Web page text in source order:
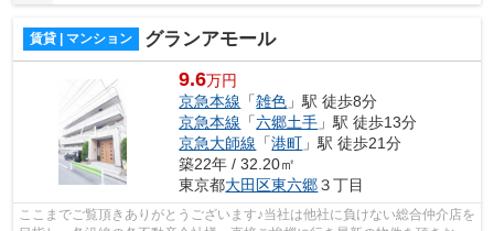
賃貸 | マンション グランアモール
9.6万円
京急本線 「雑色 」駅 徒歩8分
京急本線 「六郷土手 」駅 徒歩13分
京急大師線 「港町 」駅 徒歩21分
築22年 / 32.20㎡
東京都大田区東六郷３丁目
ここまでご覧頂きありがとうございます♪当社は他社に負けない総合仲介店を